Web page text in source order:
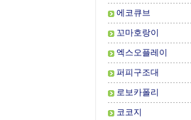
에코큐브
꼬마호랑이
엑스오플레이
퍼피구조대
로보카폴리
코코지